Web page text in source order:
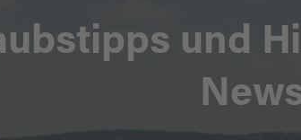
und